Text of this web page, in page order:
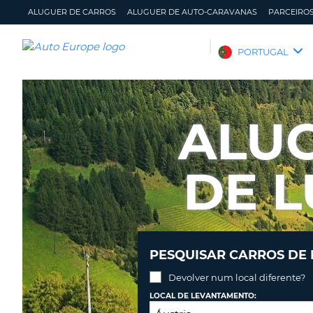
ALUGUER DE CARROS ALUGUER DE AUTO-CARAVANAS
AUTO
PORTUGAL
ALUGUER
DE
CARROS
ALUGUER
DE
AUTO-
CARAVANAS
PARCEIROS
ASSISTÊNCIA
MINHA
CONTA
GERIR
MINHA
RESERVA
DE
PESQUISAR CARROS DE
Devolver num local diferente?
LOCAL DE LEVANTAMENTO: